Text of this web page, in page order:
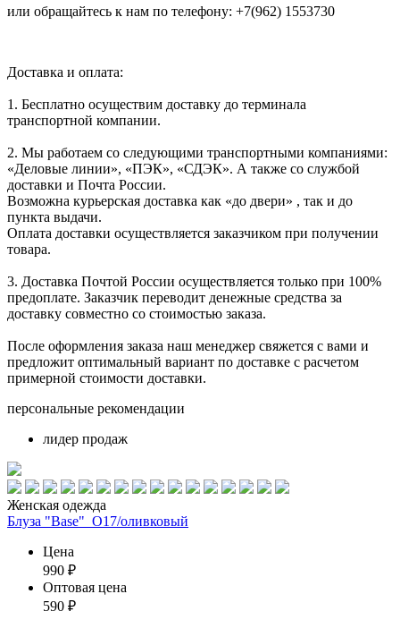
или обращайтесь к нам по телефону: +7(962) 1553730
Доставка и оплата:
1. Бесплатно осуществим доставку до терминала
транспортной компании.
2. Мы работаем со следующими транспортными компаниями:
«Деловые линии», «ПЭК», «СДЭК». А также со службой
доставки и Почта России.
Возможна курьерская доставка как «до двери» , так и до
пункта выдачи.
Оплата доставки осуществляется заказчиком при получении
товара.
3. Доставка Почтой России осуществляется только при 100%
предоплате. Заказчик переводит денежные средства за
доставку совместно со стоимостью заказа.
После оформления заказа наш менеджер свяжется с вами и
предложит оптимальный вариант по доставке с расчетом
примерной стоимости доставки.
персональные рекомендации
лидер продаж
Женская одежда
Блуза "Base"_О17/оливковый
Цена
990 ₽
Оптовая цена
590 ₽